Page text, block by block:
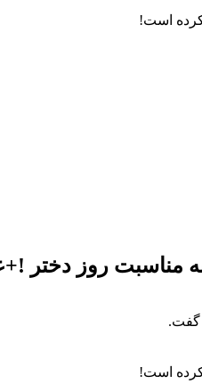
کرده است!
مناسبت روز دختر
گفت.
کرده است!